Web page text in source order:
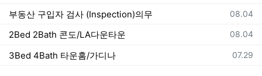
등록일
08.04
부동산 구입자 검사 (Inspection)의무
등록일
08.04
2Bed 2Bath 콘도/LA다운타운
등록일
07.29
3Bed 4Bath 타운홈/가디나